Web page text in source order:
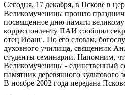
Сегодня, 17 декабря, в Пскове в
Великомученицы прошло
посвященное дню памяти
корреспонденту ПАИ сообщил
отец Иоанн. По его словам,
духовного училища, священник
студенты семинарии. Напомним,
Великомученицы - единственный
памятник деревянного культового
В ноябре 2002 года передана